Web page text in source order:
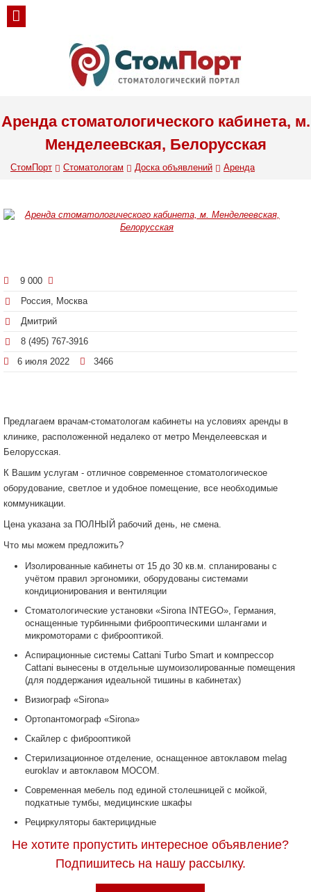
Аренда стоматологического кабинета, м.
Менделеевская, Белорусская
СтомПорт Стоматологам Доска объявлений Аренда
9 000
Россия, Москва
Дмитрий
8 (495) 767-3916
6 июля 2022
3466
Предлагаем врачам-стоматологам кабинеты на условиях аренды в
клинике, расположенной недалеко от метро Менделеевская и
Белорусская.
К Вашим услугам - отличное современное стоматологическое
оборудование, светлое и удобное помещение, все необходимые
коммуникации.
Цена указана за ПОЛНЫЙ рабочий день, не смена.
Что мы можем предложить?
Изолированные кабинеты от 15 до 30 кв.м. спланированы с
учётом правил эргономики, оборудованы системами
кондиционирования и вентиляции
Стоматологические установки «Sirona INTEGO», Германия,
оснащенные турбинными фиброоптическими шлангами и
микромоторами с фиброоптикой.
Аспирационные системы Cattani Turbo Smart и компрессор
Cattani вынесены в отдельные шумоизолированные помещения
(для поддержания идеальной тишины в кабинетах)
Визиограф «Sirona»
Ортопантомограф «Sirona»
Скайлер с фиброоптикой
Стерилизационное отделение, оснащенное автоклавом melag
euroklav и автоклавом MOCOM.
Современная мебель под единой столешницей с мойкой,
подкатные тумбы, медицинские шкафы
Рециркуляторы бактерицидные
Не хотите пропустить интересное объявление?
Подпишитесь на нашу рассылку.